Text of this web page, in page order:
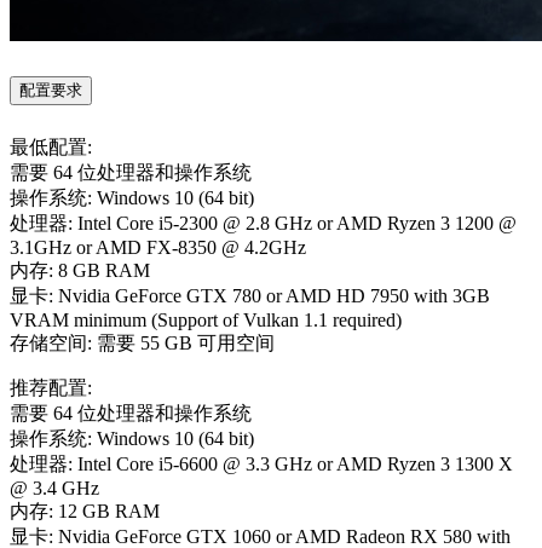
配置要求
最低配置:
需要 64 位处理器和操作系统
操作系统: Windows 10 (64 bit)
处理器: Intel Core i5-2300 @ 2.8 GHz or AMD Ryzen 3 1200 @
3.1GHz or AMD FX-8350 @ 4.2GHz
内存: 8 GB RAM
显卡: Nvidia GeForce GTX 780 or AMD HD 7950 with 3GB
VRAM minimum (Support of Vulkan 1.1 required)
存储空间: 需要 55 GB 可用空间
推荐配置:
需要 64 位处理器和操作系统
操作系统: Windows 10 (64 bit)
处理器: Intel Core i5-6600 @ 3.3 GHz or AMD Ryzen 3 1300 X
@ 3.4 GHz
内存: 12 GB RAM
显卡: Nvidia GeForce GTX 1060 or AMD Radeon RX 580 with